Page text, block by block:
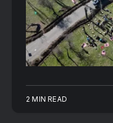
2 MIN READ